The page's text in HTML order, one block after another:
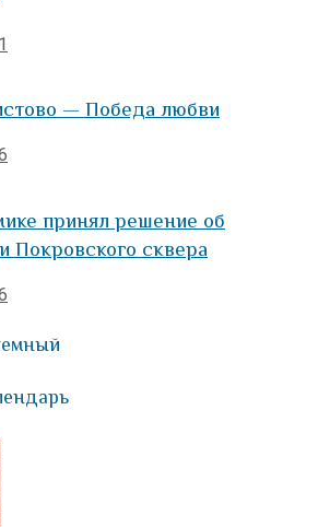
— Победа любви
принял решение об
Покровского сквера